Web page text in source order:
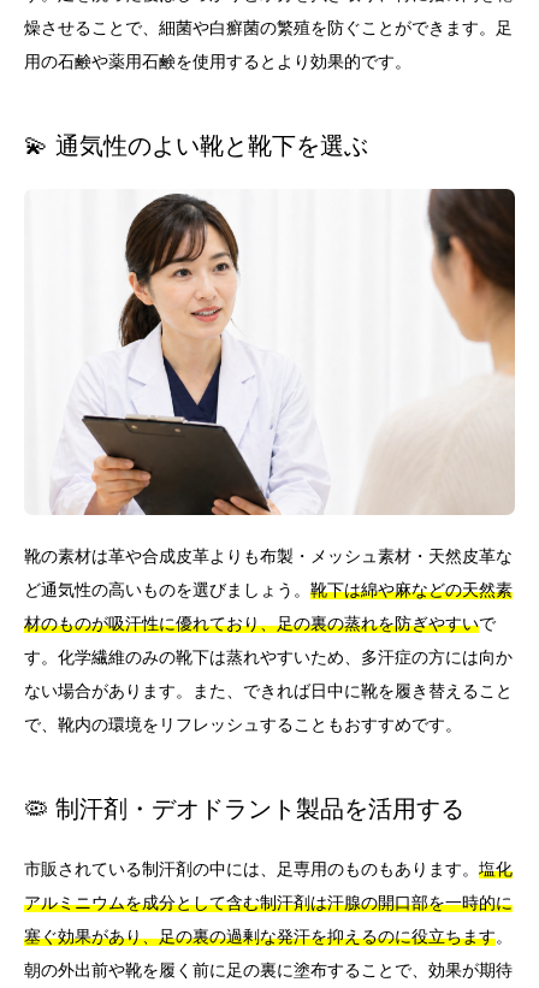
燥させることで、細菌や白癬菌の繁殖を防ぐことができます。足
用の石鹸や薬用石鹸を使用するとより効果的です。
💫 通気性のよい靴と靴下を選ぶ
靴の素材は革や合成皮革よりも布製・メッシュ素材・天然皮革な
ど通気性の高いものを選びましょう。 靴下は綿や麻などの天然素
材のものが吸汗性に優れており、足の裏の蒸れを防ぎやすいで
す。化学繊維のみの靴下は蒸れやすいため、多汗症の方には向か
ない場合があります。また、できれば日中に靴を履き替えること
で、靴内の環境をリフレッシュすることもおすすめです。
🦠 制汗剤・デオドラント製品を活用する
市販されている制汗剤の中には、足専用のものもあります。 塩化
アルミニウムを成分として含む制汗剤は汗腺の開口部を一時的に
塞ぐ効果があり、足の裏の過剰な発汗を抑えるのに役立ちます。
朝の外出前や靴を履く前に足の裏に塗布することで、効果が期待